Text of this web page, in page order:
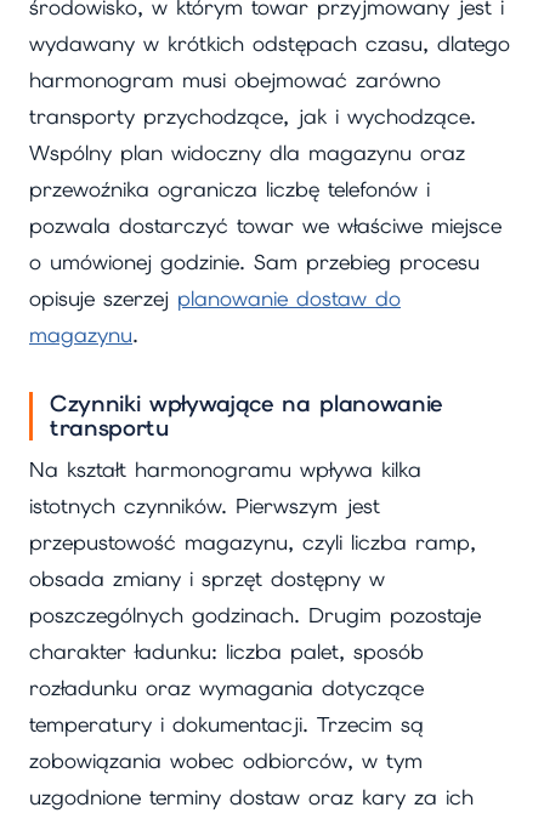
środowisko, w którym towar przyjmowany jest i
wydawany w krótkich odstępach czasu, dlatego
harmonogram musi obejmować zarówno
transporty przychodzące, jak i wychodzące.
Wspólny plan widoczny dla magazynu oraz
przewoźnika ogranicza liczbę telefonów i
pozwala dostarczyć towar we właściwe miejsce
o umówionej godzinie. Sam przebieg procesu
opisuje szerzej planowanie dostaw do
magazynu.
Czynniki wpływające na planowanie
transportu
Na kształt harmonogramu wpływa kilka
istotnych czynników. Pierwszym jest
przepustowość magazynu, czyli liczba ramp,
obsada zmiany i sprzęt dostępny w
poszczególnych godzinach. Drugim pozostaje
charakter ładunku: liczba palet, sposób
rozładunku oraz wymagania dotyczące
temperatury i dokumentacji. Trzecim są
zobowiązania wobec odbiorców, w tym
uzgodnione terminy dostaw oraz kary za ich